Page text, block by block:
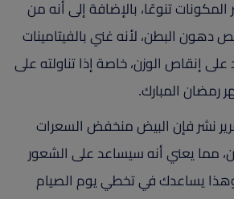
تنوعًا، بالإضافة إلى أنه من
دهون البطن، لأنه غني بالفيتامينات
إنقاص الوزن، خاصة إذا تناولته على
رمضان المبارك.
نشر فإن البيض منخفض السعرات
مما يعني أنه سيساعد على الشعور
وهذا يساعدك في تخطي يوم الصيام